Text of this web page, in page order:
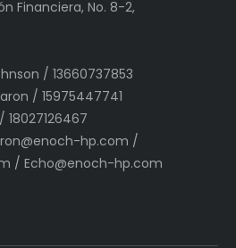
Financiera, No. 8-2,
/ 13660737853
/ 15975447741
18027126467
hp.com /
/ Echo@enoch-hp.com